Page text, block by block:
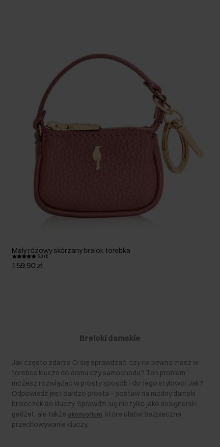
Mały różowy skórzany brelok torebka
5.0 (1)
159,90 zł
Breloki damskie
Jak często zdarza Ci się sprawdzać, czy na pewno masz w
torebce klucze do domu czy samochodu? Ten problem
możesz rozwiązać w prosty sposób i do tego stylowo! Jak?
Odpowiedź jest bardzo prosta – postaw na modny damski
breloczek do kluczy. Sprawdzi się nie tylko jako designerski
gadżet, ale także akcesorium , które ułatwi bezpieczne
przechowywanie kluczy.